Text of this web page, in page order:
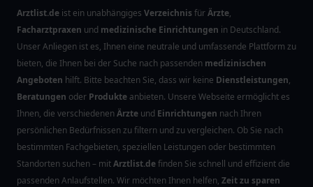
Arztlist.de ist ein unabhängiges VerzeichnisfürÄrzte,
Facharztpraxen und medizinische Einrichtungen in Deutschland.
Unser Anliegen ist es, Ihnen eine neutrale und umfassende Plattform zu
bieten, die Ihnen bei der Suche nach passenden medizinischen
Angeboten hilft. Bitte beachten Sie, dass wir keine Dienstleistungen,
Beratungen oder Produkte anbieten. Unsere Webseite ermöglicht es
Ihnen, die verschiedenenÄrzte und Einrichtungen nach Ihren
persönlichen Bedürfnissen zu filtern und zu vergleichen. Ob Sie nach
bestimmten Fachgebieten, speziellen Leistungen oder bestimmten
Standorten suchen – mitArztlist.definden Sie schnell und effizient die
passenden Anlaufstellen. Wir möchten Ihnen helfen, Zeit zu sparen